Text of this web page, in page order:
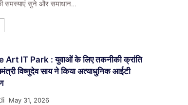
समस्याएं सुने और समाधान…
Art IT Park : युवाओं के लिए तकनीकी क्रांति
विष्णुदेव साय ने किया अत्याधुनिक आईटी
May 31, 2026